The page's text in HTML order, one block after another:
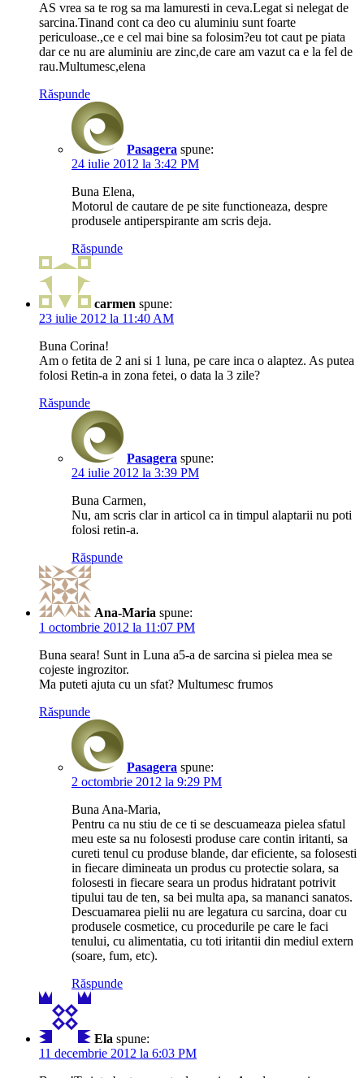
AS vrea sa te rog sa ma lamuresti in ceva.Legat si nelegat de
sarcina.Tinand cont ca deo cu aluminiu sunt foarte
periculoase.,ce e cel mai bine sa folosim?eu tot caut pe piata
dar ce nu are aluminiu are zinc,de care am vazut ca e la fel de
rau.Multumesc,elena
Răspunde
Pasagera spune:
24 iulie 2012 la 3:42 PM
Buna Elena,
Motorul de cautare de pe site functioneaza, despre
produsele antiperspirante am scris deja.
Răspunde
carmen spune:
23 iulie 2012 la 11:40 AM
Buna Corina!
Am o fetita de 2 ani si 1 luna, pe care inca o alaptez. As putea
folosi Retin-a in zona fetei, o data la 3 zile?
Răspunde
Pasagera spune:
24 iulie 2012 la 3:39 PM
Buna Carmen,
Nu, am scris clar in articol ca in timpul alaptarii nu poti
folosi retin-a.
Răspunde
Ana-Maria spune:
1 octombrie 2012 la 11:07 PM
Buna seara! Sunt in Luna a5-a de sarcina si pielea mea se
cojeste ingrozitor.
Ma puteti ajuta cu un sfat? Multumesc frumos
Răspunde
Pasagera spune:
2 octombrie 2012 la 9:29 PM
Buna Ana-Maria,
Pentru ca nu stiu de ce ti se descuameaza pielea sfatul
meu este sa nu folosesti produse care contin iritanti, sa
cureti tenul cu produse blande, dar eficiente, sa folosesti
in fiecare dimineata un produs cu protectie solara, sa
folosesti in fiecare seara un produs hidratant potrivit
tipului tau de ten, sa bei multa apa, sa mananci sanatos.
Descuamarea pielii nu are legatura cu sarcina, doar cu
produsele cosmetice, cu procedurile pe care le faci
tenului, cu alimentatia, cu toti iritantii din mediul extern
(soare, fum, etc).
Răspunde
Ela spune:
11 decembrie 2012 la 6:03 PM